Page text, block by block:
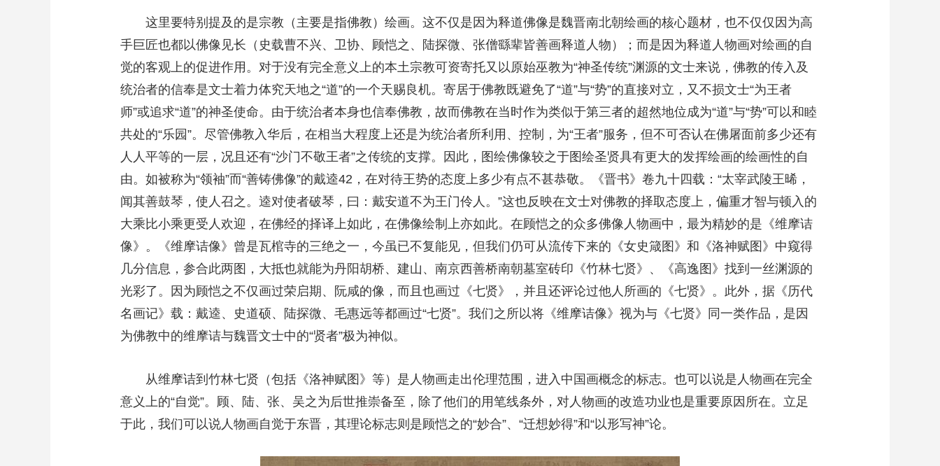
这里要特别提及的是宗教（主要是指佛教）绘画。这不仅是因为释道佛像是魏晋南北朝绘画的核心题材，也不仅仅因为高
手巨匠也都以佛像见长（史载曹不兴、卫协、顾恺之、陆探微、张僧繇辈皆善画释道人物）；而是因为释道人物画对绘画的自
觉的客观上的促进作用。对于没有完全意义上的本土宗教可资寄托又以原始巫教为“神圣传统”渊源的文士来说，佛教的传入及
统治者的信奉是文士着力体究天地之“道”的一个天赐良机。寄居于佛教既避免了“道”与“势”的直接对立，又不损文士“为王者
师”或追求“道”的神圣使命。由于统治者本身也信奉佛教，故而佛教在当时作为类似于第三者的超然地位成为“道”与“势”可以和睦
共处的“乐园”。尽管佛教入华后，在相当大程度上还是为统治者所利用、控制，为“王者”服务，但不可否认在佛屠面前多少还有
人人平等的一层，况且还有“沙门不敬王者”之传统的支撑。因此，图绘佛像较之于图绘圣贤具有更大的发挥绘画的绘画性的自
由。如被称为“领袖”而“善铸佛像”的戴逵42，在对待王势的态度上多少有点不甚恭敬。《晋书》卷九十四载：“太宰武陵王晞，
闻其善鼓琴，使人召之。逵对使者破琴，曰：戴安道不为王门伶人。”这也反映在文士对佛教的择取态度上，偏重才智与顿入的
大乘比小乘更受人欢迎，在佛经的择译上如此，在佛像绘制上亦如此。在顾恺之的众多佛像人物画中，最为精妙的是《维摩诘
像》。《维摩诘像》曾是瓦棺寺的三绝之一，今虽已不复能见，但我们仍可从流传下来的《女史箴图》和《洛神赋图》中窥得
几分信息，参合此两图，大抵也就能为丹阳胡桥、建山、南京西善桥南朝墓室砖印《竹林七贤》、《高逸图》找到一丝渊源的
光彩了。因为顾恺之不仅画过荣启期、阮咸的像，而且也画过《七贤》，并且还评论过他人所画的《七贤》。此外，据《历代
名画记》载：戴逵、史道硕、陆探微、毛惠远等都画过“七贤”。我们之所以将《维摩诘像》视为与《七贤》同一类作品，是因
为佛教中的维摩诘与魏晋文士中的“贤者”极为神似。
从维摩诘到竹林七贤（包括《洛神赋图》等）是人物画走出伦理范围，进入中国画概念的标志。也可以说是人物画在完全
意义上的“自觉”。顾、陆、张、吴之为后世推崇备至，除了他们的用笔线条外，对人物画的改造功业也是重要原因所在。立足
于此，我们可以说人物画自觉于东晋，其理论标志则是顾恺之的“妙合”、“迁想妙得”和“以形写神”论。